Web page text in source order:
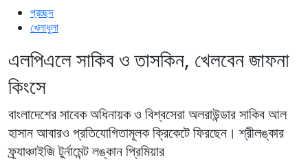
প্রচ্ছদ
খেলাধুলা
এলপিএলে সাকিব ও তাসকিন, খেলবেন জাফনা
কিংসে
বাংলাদেশের সাবেক অধিনায়ক ও বিশ্বসেরা অলরাউন্ডার সাকিব আল
হাসান আবারও প্রতিযোগিতামূলক ক্রিকেটে ফিরছেন। শ্রীলঙ্কার
ফ্র্যাঞ্চাইজি টুর্নামেন্ট লঙ্কান প্রিমিয়ার